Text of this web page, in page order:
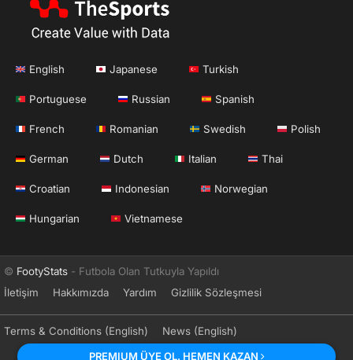
English Japanese Turkish
Portuguese Russian Spanish
French Romanian Swedish Polish
German Dutch Italian Thai
Croatian Indonesian Norwegian
Hungarian Vietnamese
© FootyStats - Futbola Olan Tutkuyla Yapıldı
İletişim
Hakkımızda Yardım Gizlilik Sözleşmesi
Terms & Conditions (English) News (English)
PREMIUM ÜYE OL. HEMEN KAZAN